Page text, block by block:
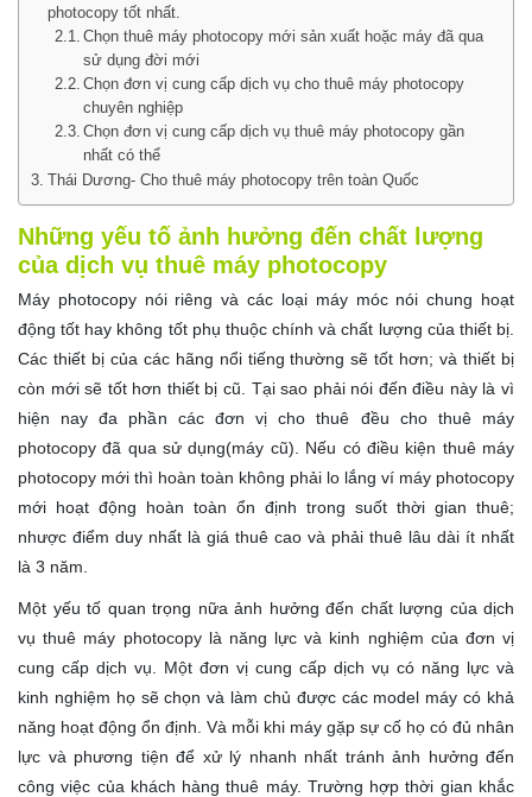
photocopy tốt nhất.
Chọn thuê máy photocopy mới sản xuất hoặc máy đã qua
sử dụng đời mới
Chọn đơn vị cung cấp dịch vụ cho thuê máy photocopy
chuyên nghiệp
Chọn đơn vị cung cấp dịch vụ thuê máy photocopy gần
nhất có thể
Thái Dương- Cho thuê máy photocopy trên toàn Quốc
Những yếu tố ảnh hưởng đến chất lượng
của dịch vụ thuê máy photocopy
Máy photocopy nói riêng và các loại máy móc nói chung hoạt
động tốt hay không tốt phụ thuộc chính và chất lượng của thiết bị.
Các thiết bị của các hãng nổi tiếng thường sẽ tốt hơn; và thiết bị
còn mới sẽ tốt hơn thiết bị cũ. Tại sao phải nói đến điều này là vì
hiện nay đa phần các đơn vị cho thuê đều cho thuê máy
photocopy đã qua sử dụng(máy cũ). Nếu có điều kiện thuê máy
photocopy mới thì hoàn toàn không phải lo lắng ví máy photocopy
mới hoạt động hoàn toàn ổn định trong suốt thời gian thuê;
nhược điểm duy nhất là giá thuê cao và phải thuê lâu dài ít nhất
là 3 năm.
Một yếu tố quan trọng nữa ảnh hưởng đến chất lượng của dịch
vụ thuê máy photocopy là năng lực và kinh nghiệm của đơn vị
cung cấp dịch vụ. Một đơn vị cung cấp dịch vụ có năng lực và
kinh nghiệm họ sẽ chọn và làm chủ được các model máy có khả
năng hoạt động ổn định. Và mỗi khi máy gặp sự cố họ có đủ nhân
lực và phương tiện để xử lý nhanh nhất tránh ảnh hưởng đến
công việc của khách hàng thuê máy. Trường hợp thời gian khắc